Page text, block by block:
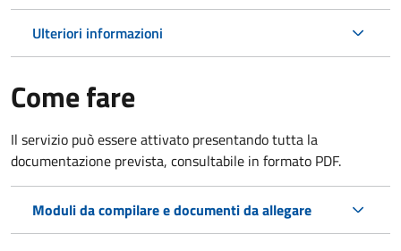
Ulteriori informazioni
Come fare
Il servizio può essere attivato presentando tutta la
documentazione prevista, consultabile in formato PDF.
Moduli da compilare e documenti da allegare